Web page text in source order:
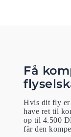
Få
Hvis dit fly er
have ret til
op til 4.500
får den